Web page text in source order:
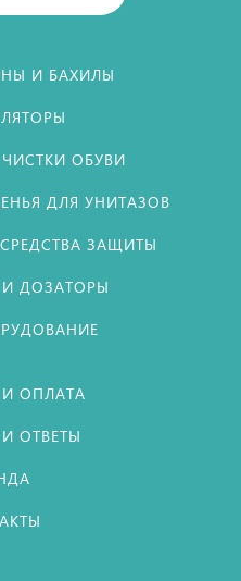
И БАХИЛЫ
ОБУВИ
ДЛЯ УНИТАЗОВ
ЗАЩИТЫ
ДОЗАТОРЫ
ОПЛАТА
ОТВЕТЫ